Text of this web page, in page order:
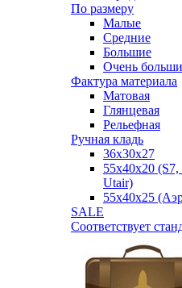
По размеру
Малые
Средние
Большие
Очень
Фактура материала
Матовая
Глянцевая
Рельефная
Ручная кладь
36х30x27
55х40х20
Utair)
55х40х25
SALE
Соответствует